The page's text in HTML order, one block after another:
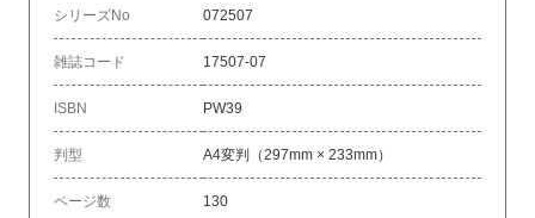
シリーズNo 072507
雑誌コード 17507-07
ISBN PW39
判型 A4変判（297mm × 233mm）
ページ数 130